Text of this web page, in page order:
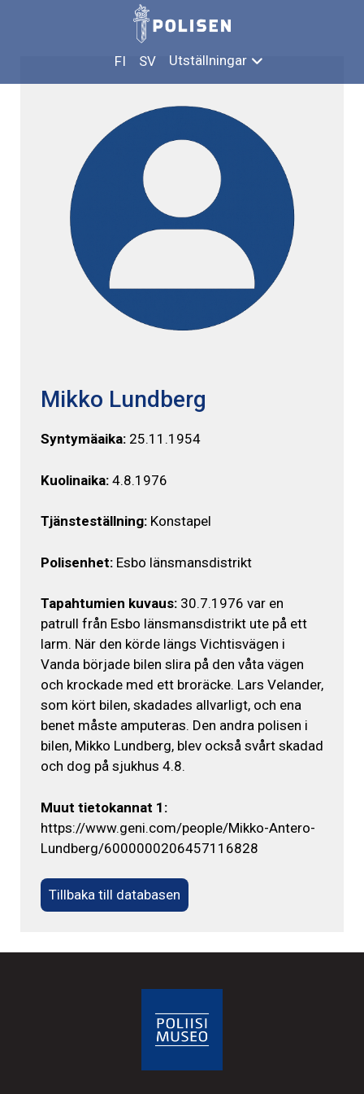
FI SV Utställningar
MIKKO LUNDBERG
Mikko Lundberg
Syntymäaika: 25.11.1954
Kuolinaika: 4.8.1976
Tjänsteställning: Konstapel
Polisenhet: Esbo länsmansdistrikt
Tapahtumien kuvaus: 30.7.1976 var en
patrull från Esbo länsmansdistrikt ute på ett
larm. När den körde längs Vichtisvägen i
Vanda började bilen slira på den våta vägen
och krockade med ett broräcke. Lars Velander,
som kört bilen, skadades allvarligt, och ena
benet måste amputeras. Den andra polisen i
bilen, Mikko Lundberg, blev också svårt skadad
och dog på sjukhus 4.8.
Muut tietokannat 1:
https://www.geni.com/people/Mikko-Antero-
Lundberg/6000000206457116828
Tillbaka till databasen